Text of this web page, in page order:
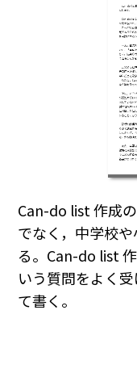
Can-do list 作成
でなく，中学校
る。Can-do list
いう質問をよく
て書く。